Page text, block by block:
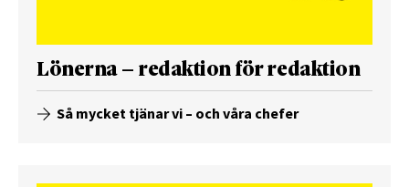
Lönerna – redaktion för redaktion
Så mycket tjänar vi – och våra chefer